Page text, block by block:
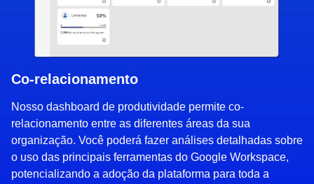
Co-relacionamento
Nosso dashboard de produtividade permite co-
relacionamento entre as diferentes áreas da sua
organização. Você poderá fazer análises detalhadas sobre
o uso das principais ferramentas do Google Workspace,
potencializando a adoção da plataforma para toda a